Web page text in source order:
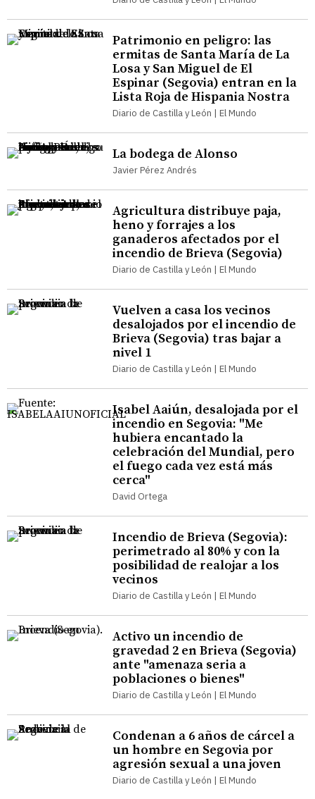
Patrimonio en peligro: las
ermitas de Santa María de La
Losa y San Miguel de El
Espinar (Segovia) entran en la
Lista Roja de Hispania Nostra
Diario de Castilla y León | El Mundo
La bodega de Alonso
Javier Pérez Andrés
Agricultura distribuye paja,
heno y forrajes a los
ganaderos afectados por el
incendio de Brieva (Segovia)
Diario de Castilla y León | El Mundo
Vuelven a casa los vecinos
desalojados por el incendio de
Brieva (Segovia) tras bajar a
nivel 1
Diario de Castilla y León | El Mundo
Isabel Aaiún, desalojada por el
incendio en Segovia: "Me
hubiera encantado la
celebración del Mundial, pero
el fuego cada vez está más
cerca"
David Ortega
Incendio de Brieva (Segovia):
perimetrado al 80% y con la
posibilidad de realojar a los
vecinos
Diario de Castilla y León | El Mundo
Activo un incendio de
gravedad 2 en Brieva (Segovia)
ante "amenaza seria a
poblaciones o bienes"
Diario de Castilla y León | El Mundo
Condenan a 6 años de cárcel a
un hombre en Segovia por
agresión sexual a una joven
Diario de Castilla y León | El Mundo